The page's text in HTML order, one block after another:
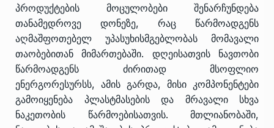
პროდუქტების მოცულობები შენარჩუნდება
თანამედროვე დონეზე, რაც წარმოადგენს
აღმაშფოთებელ უპასუხისმგებლობას მომავალი
თაობებითან მიმართებაში. დღეისათვის ნავთობი
წარმოადგენს ძირითად მსოფლიო
ენერგორესურსს, ამის გარდა, მისი კომპონენტები
გამოიყენება პლასტმასების და მრავალი სხვა
ნაკეთობის წარმოებისათვის. მთლიანობაში,